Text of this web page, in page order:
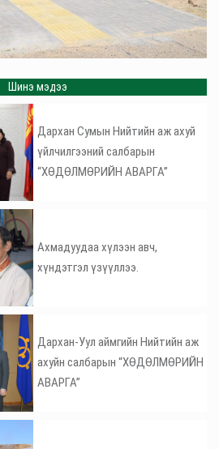
Шинэ мэдээ
Дархан Сумын Нийтийн аж ахуй
үйлчилгээний салбарын
“ХӨДӨЛМӨРИЙН АВАРГА”
Ахмадуудаа хүлээн авч,
хүндэтгэл үзүүллээ.
Дархан-Уул аймгийн Нийтийн аж
ахуйн салбарын “ХӨДӨЛМӨРИЙН
АВАРГА”